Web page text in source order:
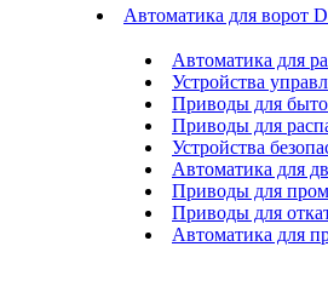
Автоматика для ворот
Автоматика для
Устройства
Приводы для
Приводы для
Устройства
Автоматика для
Приводы для
Приводы для
Автоматика для